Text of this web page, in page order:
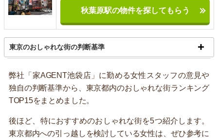
秋葉原駅の物件を探してもらう
東京のおしゃれな街の判断基準
弊社「家AGENT池袋店」に勤める女性スタッフの意見や
独自の判断基準から、東京都内のおしゃれな街ランキング
TOP15をまとめました。
後ほど、特におすすめのおしゃれな街を5つ紹介します。
東京都内への引っ越しを検討している女性は、ぜひ参考に